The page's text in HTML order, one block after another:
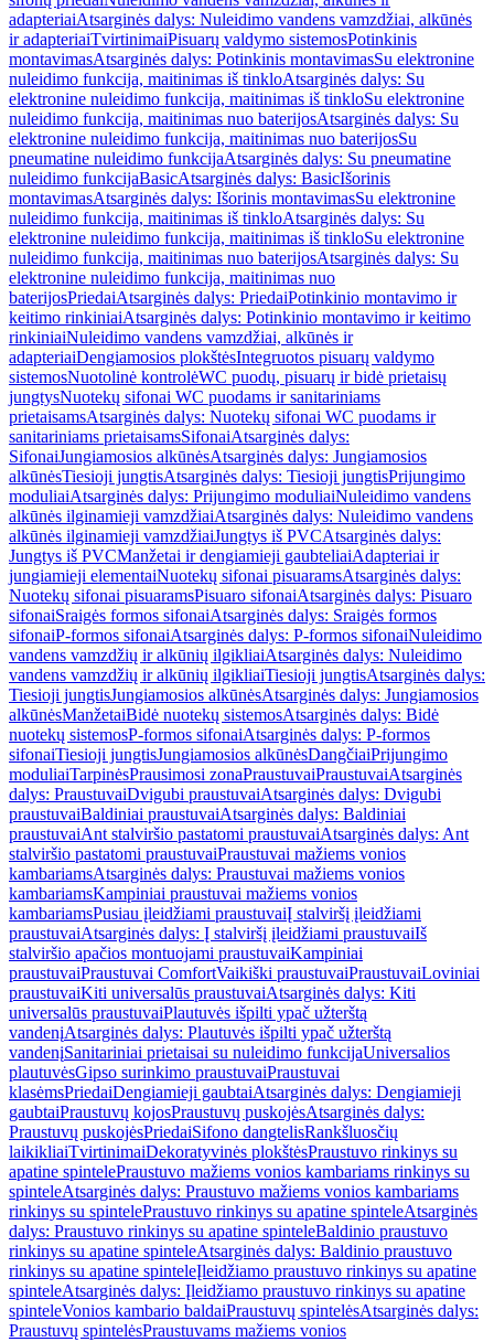
adapteriaiAtsarginės dalys: Nuleidimo vandens vamzdžiai, alkūnės
ir adapteriaiTvirtinimaiPisuarų valdymo sistemosPotinkinis
montavimasAtsarginės dalys: Potinkinis montavimasSu elektronine
nuleidimo funkcija, maitinimas iš tinkloAtsarginės dalys: Su
elektronine nuleidimo funkcija, maitinimas iš tinkloSu elektronine
nuleidimo funkcija, maitinimas nuo baterijosAtsarginės dalys: Su
elektronine nuleidimo funkcija, maitinimas nuo baterijosSu
pneumatine nuleidimo funkcijaAtsarginės dalys: Su pneumatine
nuleidimo funkcijaBasicAtsarginės dalys: BasicIšorinis
montavimasAtsarginės dalys: Išorinis montavimasSu elektronine
nuleidimo funkcija, maitinimas iš tinkloAtsarginės dalys: Su
elektronine nuleidimo funkcija, maitinimas iš tinkloSu elektronine
nuleidimo funkcija, maitinimas nuo baterijosAtsarginės dalys: Su
elektronine nuleidimo funkcija, maitinimas nuo
baterijosPriedaiAtsarginės dalys: PriedaiPotinkinio montavimo ir
keitimo rinkiniaiAtsarginės dalys: Potinkinio montavimo ir keitimo
rinkiniaiNuleidimo vandens vamzdžiai, alkūnės ir
adapteriaiDengiamosios plokštėsIntegruotos pisuarų valdymo
sistemosNuotolinė kontrolėWC puodų, pisuarų ir bidė prietaisų
jungtysNuotekų sifonai WC puodams ir sanitariniams
prietaisamsAtsarginės dalys: Nuotekų sifonai WC puodams ir
sanitariniams prietaisamsSifonaiAtsarginės dalys:
SifonaiJungiamosios alkūnėsAtsarginės dalys: Jungiamosios
alkūnėsTiesioji jungtisAtsarginės dalys: Tiesioji jungtisPrijungimo
moduliaiAtsarginės dalys: Prijungimo moduliaiNuleidimo vandens
alkūnės ilginamieji vamzdžiaiAtsarginės dalys: Nuleidimo vandens
alkūnės ilginamieji vamzdžiaiJungtys iš PVCAtsarginės dalys:
Jungtys iš PVCManžetai ir dengiamieji gaubteliaiAdapteriai ir
jungiamieji elementaiNuotekų sifonai pisuaramsAtsarginės dalys:
Nuotekų sifonai pisuaramsPisuaro sifonaiAtsarginės dalys: Pisuaro
sifonaiSraigės formos sifonaiAtsarginės dalys: Sraigės formos
sifonaiP-formos sifonaiAtsarginės dalys: P-formos sifonaiNuleidimo
vandens vamzdžių ir alkūnių ilgikliaiAtsarginės dalys: Nuleidimo
vandens vamzdžių ir alkūnių ilgikliaiTiesioji jungtisAtsarginės dalys:
Tiesioji jungtisJungiamosios alkūnėsAtsarginės dalys: Jungiamosios
alkūnėsManžetaiBidė nuotekų sistemosAtsarginės dalys: Bidė
nuotekų sistemosP-formos sifonaiAtsarginės dalys: P-formos
sifonaiTiesioji jungtisJungiamosios alkūnėsDangčiaiPrijungimo
moduliaiTarpinėsPrausimosi zonaPraustuvaiPraustuvaiAtsarginės
dalys: PraustuvaiDvigubi praustuvaiAtsarginės dalys: Dvigubi
praustuvaiBaldiniai praustuvaiAtsarginės dalys: Baldiniai
praustuvaiAnt stalviršio pastatomi praustuvaiAtsarginės dalys: Ant
stalviršio pastatomi praustuvaiPraustuvai mažiems vonios
kambariamsAtsarginės dalys: Praustuvai mažiems vonios
kambariamsKampiniai praustuvai mažiems vonios
kambariamsPusiau įleidžiami praustuvaiĮ stalviršį įleidžiami
praustuvaiAtsarginės dalys: Į stalviršį įleidžiami praustuvaiIš
stalviršio apačios montuojami praustuvaiKampiniai
praustuvaiPraustuvai ComfortVaikiški praustuvaiPraustuvaiLoviniai
praustuvaiKiti universalūs praustuvaiAtsarginės dalys: Kiti
universalūs praustuvaiPlautuvės išpilti ypač užterštą
vandenįAtsarginės dalys: Plautuvės išpilti ypač užterštą
vandenįSanitariniai prietaisai su nuleidimo funkcijaUniversalios
plautuvėsGipso surinkimo praustuvaiPraustuvai
klasėmsPriedaiDengiamieji gaubtaiAtsarginės dalys: Dengiamieji
gaubtaiPraustuvų kojosPraustuvų puskojėsAtsarginės dalys:
Praustuvų puskojėsPriedaiSifono dangtelisRankšluosčių
laikikliaiTvirtinimaiDekoratyvinės plokštėsPraustuvo rinkinys su
apatine spintelePraustuvo mažiems vonios kambariams rinkinys su
spinteleAtsarginės dalys: Praustuvo mažiems vonios kambariams
rinkinys su spintelePraustuvo rinkinys su apatine spinteleAtsarginės
dalys: Praustuvo rinkinys su apatine spinteleBaldinio praustuvo
rinkinys su apatine spinteleAtsarginės dalys: Baldinio praustuvo
rinkinys su apatine spinteleĮleidžiamo praustuvo rinkinys su apatine
spinteleAtsarginės dalys: Įleidžiamo praustuvo rinkinys su apatine
spinteleVonios kambario baldaiPraustuvų spintelėsAtsarginės dalys:
Praustuvų spintelėsPraustuvams mažiems vonios